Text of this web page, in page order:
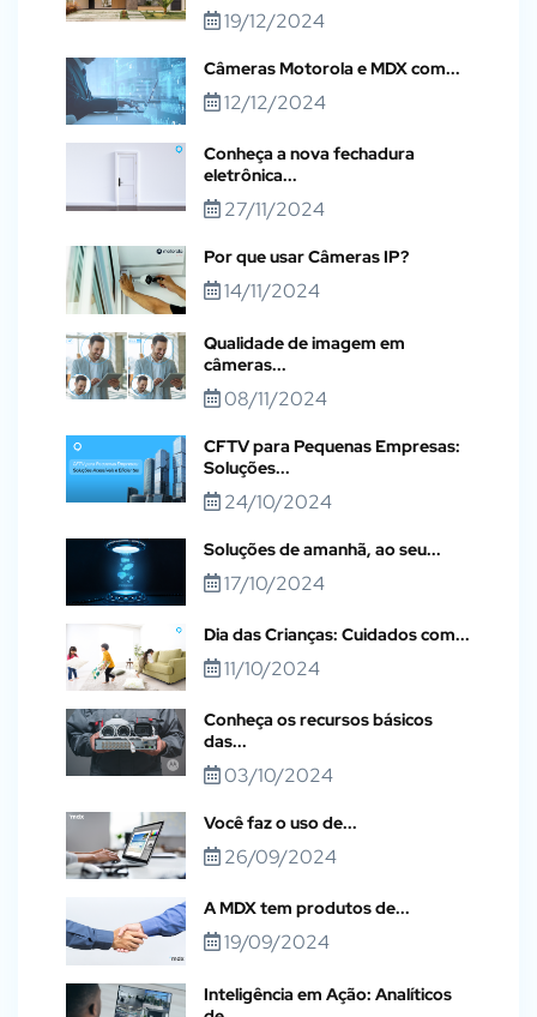
19/12/2024
Câmeras Motorola e MDX com...
12/12/2024
Conheça a nova fechadura
eletrônica...
27/11/2024
Por que usar Câmeras IP?
14/11/2024
Qualidade de imagem em
câmeras...
08/11/2024
CFTV para Pequenas Empresas:
Soluções...
24/10/2024
Soluções de amanhã, ao seu...
17/10/2024
Dia das Crianças: Cuidados com...
11/10/2024
Conheça os recursos básicos
das...
03/10/2024
Você faz o uso de...
26/09/2024
A MDX tem produtos de...
19/09/2024
Inteligência em Ação: Analíticos